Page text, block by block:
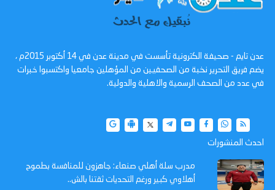
عدن تايم - صحيفة الكترونية تأسست في مدينة عدن في 14 أكتوبر 2015م ،
يضم فريق التحرير نخبة من الصحفيين من المؤهلين جامعيا واكتسبوا خبرات
في عدد من الصحف الرسمية والاهلية والدولية.
احدث المنشورات
مدرب سلة أهلي صنعاء: جاهزون للمنافسة بطموح
أهلاوي كبير ورغم التحديات ثقتنا بالش..